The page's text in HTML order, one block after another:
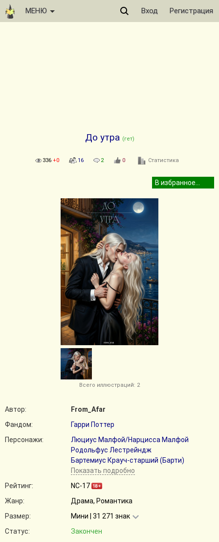
МЕНЮ Вход Регистрация
До утра (гет)
336 +0 16 2 0 Статистика
Всего иллюстраций: 2
Автор:
From_Afar
Фандом:
Гарри Поттер
Персонажи:
Люциус Малфой/Нарцисса Малфой
Родольфус Лестрейндж
Бартемиус Крауч-старший (Барти)
Показать подробно
Рейтинг:
NC-17
Жанр:
Драма, Романтика
Размер:
Мини | 31 271 знак
Статус:
Закончен